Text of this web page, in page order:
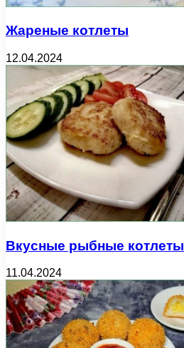
Жареные котлеты
12.04.2024
Вкусные рыбные котлеты
11.04.2024